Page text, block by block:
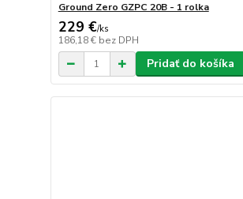
Ground Zero GZPC 20B - 1 rolka
229 €/ks
186,18 € bez DPH
Pridať do košíka